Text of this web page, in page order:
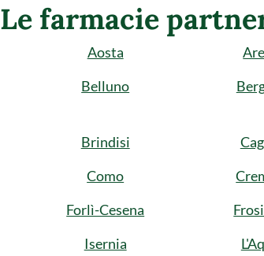
Le farmacie
Aosta
Belluno
Brindisi
Como
Forlì-Cesena
Isernia